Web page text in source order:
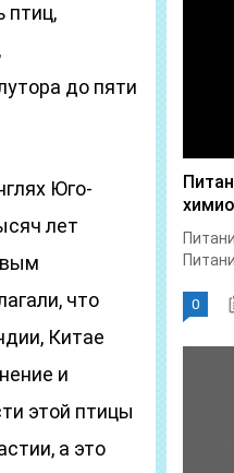
птиц,
до пяти
Юго-
лет
что
Китае
и
этой птицы
а это
0